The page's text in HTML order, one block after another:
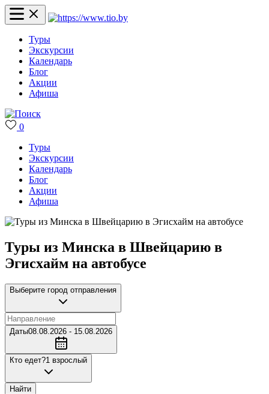
Туры
Экскурсии
Календарь
Блог
Акции
Афиша
0
Туры
Экскурсии
Календарь
Блог
Акции
Афиша
Туры из Минска в Швейцарию в
Эгисхайм на автобусе
Выберите город отправления
Даты08.08.2026 - 15.08.2026
Кто едет?1 взрослый
Найти